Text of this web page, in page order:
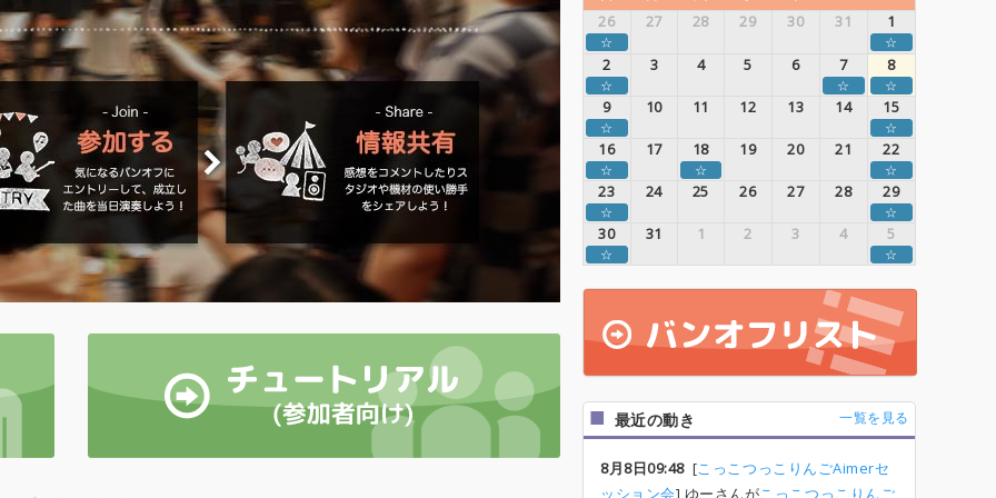
26
27 28 29 30 31 1
☆ ☆
2 3 4 5 6 7 8
☆ ☆ ☆
9 10 11 12 13 14 15
☆ ☆
16 17 18 19 20 21 22
☆ ☆ ☆
23 24 25 26 27 28 29
☆ ☆
30 31 1 2 3 4 5
☆ ☆
最近の動き 一覧を見る
8月8日09:48[こっこつっこりんごAimerセ
ッション会] ゆーさんがこっこつっこりんご